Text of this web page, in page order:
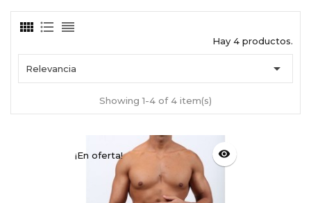
Hay 4 productos.
Relevancia 
Showing 1-4 of 4 item(s)
¡En oferta! visibility